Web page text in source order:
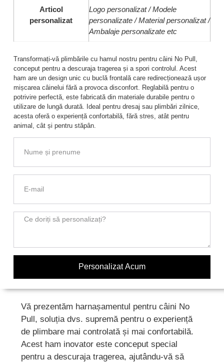
Articol
personalizat
Logo personalizat / Modele
personalizate / Material personalizat /
Ambalaje personalizate etc
Transformați-vă plimbările cu hamul nostru pentru câini No Pull,
conceput pentru a descuraja tragerea și a spori controlul. Acest
ham are un design unic cu buclă frontală care redirecționează ușor
mișcarea câinelui fără a provoca disconfort. Reglabilă pentru o
potrivire perfectă, este fabricată din materiale durabile pentru o
utilizare de lungă durată. Ideal pentru dresaj sau plimbări zilnice,
acesta oferă o experiență confortabilă, fără stres, atât pentru
animal, cât și pentru stăpân.
Personalizat Acum
Vă prezentăm harnașamentul pentru câini No
Pull, soluția dvs. supremă pentru o experiență
de plimbare mai controlată și mai confortabilă.
Acest ham inovator este conceput special
pentru a descuraja tragerea, ajutându-vă să